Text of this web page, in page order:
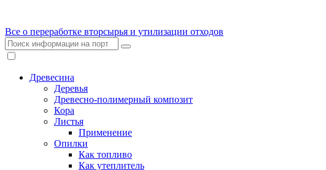
Все о переработке вторсырья и утилизации отходов
Древесина
Деревья
Древесно-полимерный композит
Кора
Листья
Применение
Опилки
Как топливо
Как утеплитель